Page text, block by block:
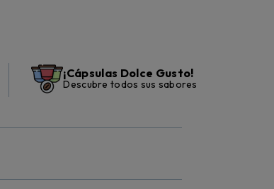
¡Cápsulas Dolce Gusto!
Descubre todos sus sabores